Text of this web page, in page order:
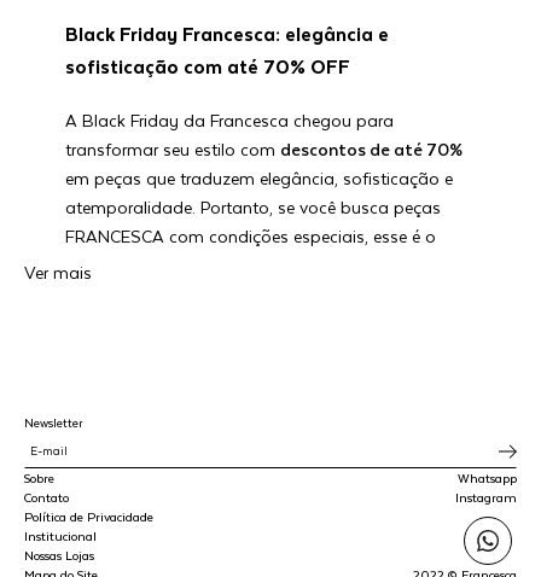
Black Friday Francesca: elegância e
sofisticação com até 70% OFF
A Black Friday da Francesca chegou para
transformar seu estilo com descontos de até 70%
em peças que traduzem elegância, sofisticação e
atemporalidade. Portanto, se você busca peças
FRANCESCA com condições especiais, esse é o
momento.
com preços exclusivos.
Bold Week: uma semana inteira de promoções!
Nesta Black Friday, a FRNC decidiu oferecer
Ver mais
Sobre
Contato
Política de Privacidade
Institucional
Nossas Lojas
Whatsapp
Instagram
Newsletter